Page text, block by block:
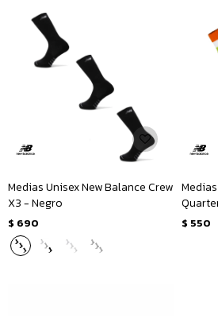
Medias Unisex New Balance Crew
X3 - Negro
$ 690 $ 550